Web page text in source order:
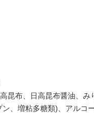
昆布、日高昆布醤油、
、増粘多糖類)、アルコ